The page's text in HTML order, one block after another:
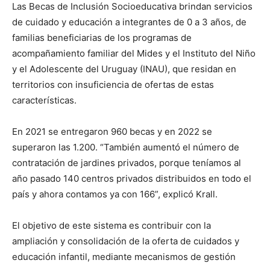
Las Becas de Inclusión Socioeducativa brindan servicios
de cuidado y educación a integrantes de 0 a 3 años, de
familias beneficiarias de los programas de
acompañamiento familiar del Mides y el Instituto del Niño
y el Adolescente del Uruguay (INAU), que residan en
territorios con insuficiencia de ofertas de estas
características.
En 2021 se entregaron 960 becas y en 2022 se
superaron las 1.200. “También aumentó el número de
contratación de jardines privados, porque teníamos al
año pasado 140 centros privados distribuidos en todo el
país y ahora contamos ya con 166”, explicó Krall.
El objetivo de este sistema es contribuir con la
ampliación y consolidación de la oferta de cuidados y
educación infantil, mediante mecanismos de gestión